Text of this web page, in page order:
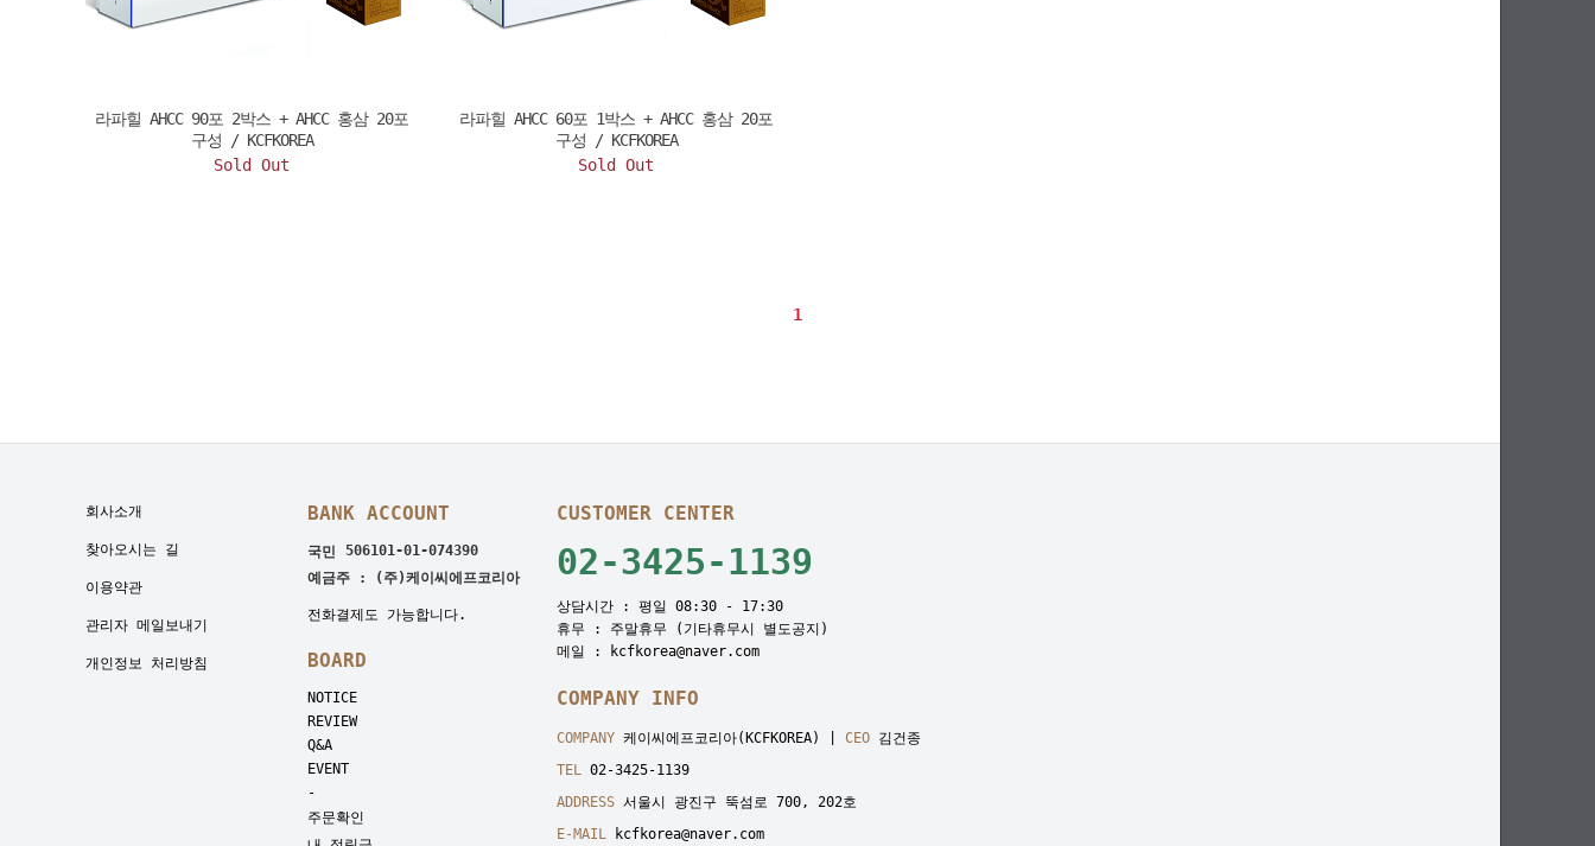
라파힐 AHCC 90포 2박스 + AHCC 홍삼 20포
구성 / KCFKOREA
Sold Out
라파힐 AHCC 60포 1박스 + AHCC 홍삼 20포
구성 / KCFKOREA
Sold Out
1
회사소개
찾아오시는 길
이용약관
관리자 메일보내기
개인정보 처리방침
BANK ACCOUNT
국민
506101-01-074390
예금주 : (주)케이씨에프코리아
전화결제도 가능합니다.
BOARD
NOTICE
REVIEW
Q&A
EVENT
-
주문확인
CUSTOMER CENTER
02-3425-1139
상담시간 : 평일 08:30 - 17:30
휴무 : 주말휴무 (기타휴무시 별도공지)
메일 : kcfkorea@naver.com
COMPANY INFO
COMPANY 케이씨에프코리아(KCFKOREA) | CEO 김건종
TEL 02-3425-1139
ADDRESS 서울시 광진구 뚝섬로 700, 202호
E-MAIL kcfkorea@naver.com